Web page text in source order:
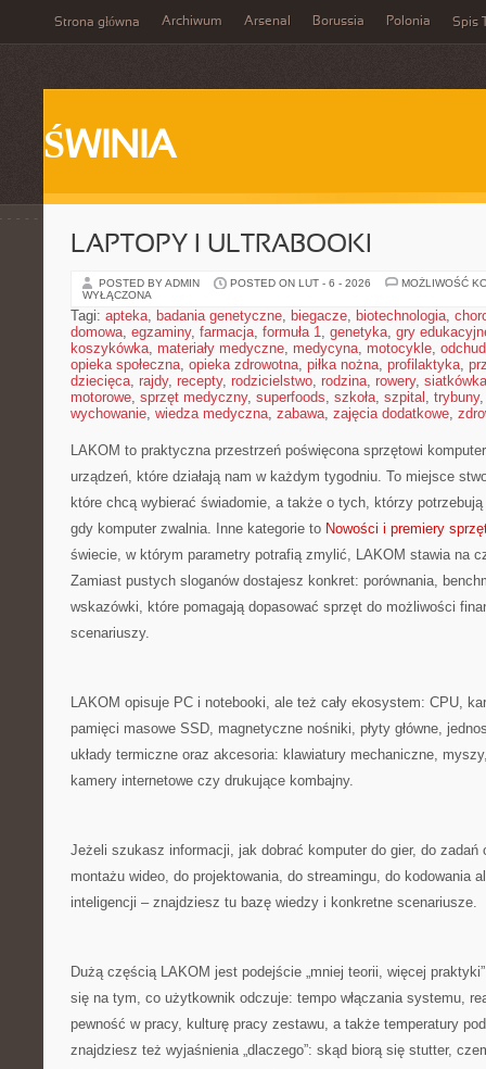
Strona główna Archiwum Arsenal Borussia Polonia Spis
ŚWINIA
LAPTOPY I ULTRABOOKI
POSTED BY ADMIN POSTED ON LUT - 6 - 2026
MOŻLIWOŚĆ
WYŁĄCZONA
Tagi: apteka, badania genetyczne, biegacze, biotechnologia,
domowa, egzaminy, farmacja, formuła 1, genetyka, gry
koszykówka, materiały medyczne, medycyna, motocykle,
opieka społeczna, opieka zdrowotna, piłka nożna, profilaktyka,
dziecięca, rajdy, recepty, rodzicielstwo, rodzina, rowery, siatkówka
motorowe, sprzęt medyczny, superfoods, szkoła, szpital , trybuny
wychowanie, wiedza medyczna, zabawa, zajęcia dodatkowe,
LAKOM to praktyczna przestrzeń poświęcona sprzętowi
urządzeń, które działają nam w każdym tygodniu. To miejsce
które chcą wybierać świadomie, a także o tych, którzy
gdy komputer zwalnia. Inne kategorie to Nowości i premiery
świecie, w którym parametry potrafią zmylić, LAKOM stawia na
Zamiast pustych sloganów dostajesz konkret: porównania,
wskazówki, które pomagają dopasować sprzęt do możliwości
scenariuszy.
LAKOM opisuje PC i notebooki, ale też cały ekosystem: CPU,
pamięci masowe SSD, magnetyczne nośniki, płyty główne,
układy termiczne oraz akcesoria: klawiatury mechaniczne,
kamery internetowe czy drukujące kombajny.
Jeżeli szukasz informacji, jak dobrać komputer do gier, do zadań
montażu wideo, do projektowania, do streamingu, do kodowania
inteligencji – znajdziesz tu bazę wiedzy i konkretne scenariusze.
Dużą częścią LAKOM jest podejście „mniej teorii, więcej
się na tym, co użytkownik odczuje: tempo włączania systemu,
pewność w pracy, kulturę pracy zestawu, a także temperatury
znajdziesz też wyjaśnienia „dlaczego”: skąd biorą się stutter,